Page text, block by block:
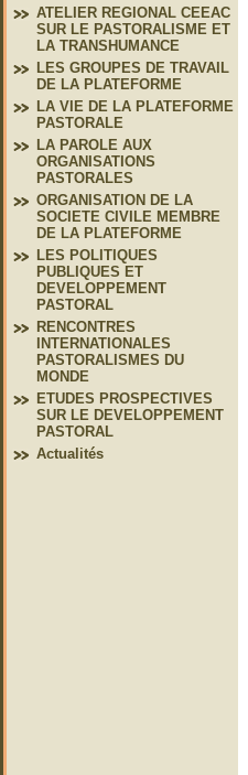
ATELIER REGIONAL CEEAC
SUR LE PASTORALISME ET
LA TRANSHUMANCE
LES GROUPES DE TRAVAIL
DE LA PLATEFORME
LA VIE DE LA PLATEFORME
PASTORALE
LA PAROLE AUX
ORGANISATIONS
PASTORALES
ORGANISATION DE LA
SOCIETE CIVILE MEMBRE
DE LA PLATEFORME
LES POLITIQUES
PUBLIQUES ET
DEVELOPPEMENT
PASTORAL
RENCONTRES
INTERNATIONALES
PASTORALISMES DU
MONDE
ETUDES PROSPECTIVES
SUR LE DEVELOPPEMENT
PASTORAL
Actualités